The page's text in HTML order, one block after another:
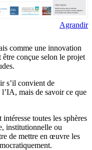
Agrandir
comme une innovation
conçue selon le projet
s’il convient de
mais de savoir ce que
toutes les sphères
institutionnelle ou
de mettre en œuvre les